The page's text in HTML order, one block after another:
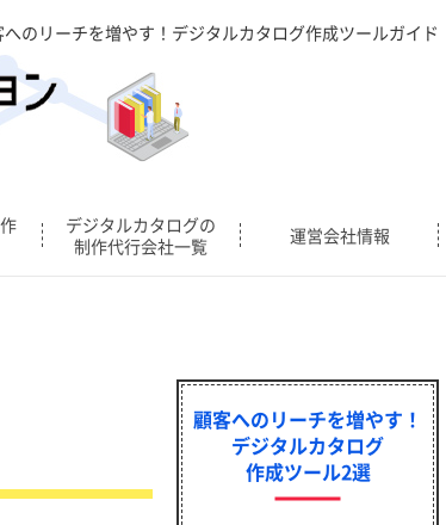
へのリーチを増やす！デジタルカタログ作成ツールガイド
デジタルカタログの
制作代行会社一覧
運営会社情報
顧客へのリーチを増やす！
デジタルカタログ
作成ツール2選